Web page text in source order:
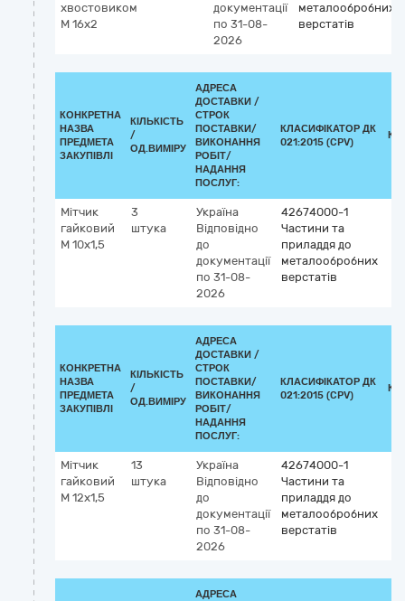
хвостовиком
М 16х2
документації
по 31-08-
2026
металообробних
верстатів
КОНКРЕТНА
НАЗВА
ПРЕДМЕТА
ЗАКУПІВЛІ
КІЛЬКІСТЬ
/
ОД.ВИМІРУ
АДРЕСА
ДОСТАВКИ /
СТРОК
ПОСТАВКИ/
ВИКОНАННЯ
РОБІТ/
НАДАННЯ
ПОСЛУГ:
КЛАСИФІКАТОР ДК
021:2015 (CPV)
Мітчик
гайковий
М 10х1,5
3
штука
Україна
Відповідно
до
документації
по 31-08-
2026
42674000-1
Частини та
приладдя до
металообробних
верстатів
КОНКРЕТНА
НАЗВА
ПРЕДМЕТА
ЗАКУПІВЛІ
КІЛЬКІСТЬ
/
ОД.ВИМІРУ
АДРЕСА
ДОСТАВКИ /
СТРОК
ПОСТАВКИ/
ВИКОНАННЯ
РОБІТ/
НАДАННЯ
ПОСЛУГ:
КЛАСИФІКАТОР ДК
021:2015 (CPV)
Мітчик
гайковий
М 12х1,5
13
штука
Україна
Відповідно
до
документації
по 31-08-
2026
42674000-1
Частини та
приладдя до
металообробних
верстатів
АДРЕСА